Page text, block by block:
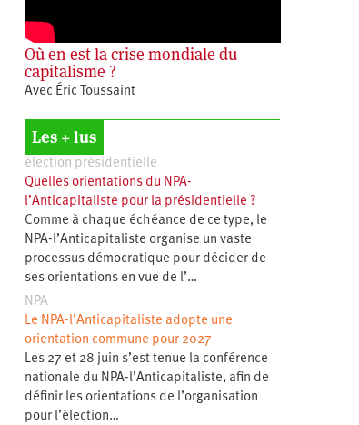
Où en est la crise mondiale du
capitalisme ?
Avec Éric Toussaint
Les + lus
élection présidentielle
Quelles orientations du NPA-
l’Anticapitaliste pour la présidentielle ?
Comme à chaque échéance de ce type, le
NPA-l’Anticapitaliste organise un vaste
processus démocratique pour décider de
ses orientations en vue de l’…
NPA
Le NPA-l’Anticapitaliste adopte une
orientation commune pour 2027
Les 27 et 28 juin s’est tenue la conférence
nationale du NPA-l’Anticapitaliste, afin de
définir les orientations de l’organisation
pour l’élection…